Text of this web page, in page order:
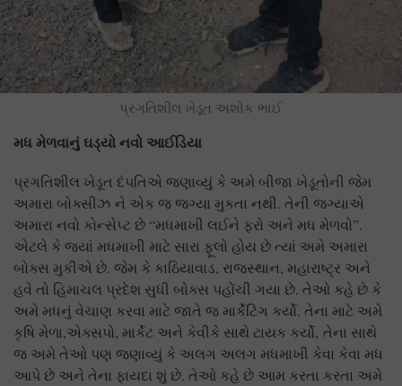
પ્રગતિશીલ ખેડૂત અશોક ભાઈ
મધ મેળવાનું ઘડ્યો નવો આઈડિયા
પ્રગતિશીલ ખેડૂત દંપતિએ જણાવ્યું કે અમે બીજા ખેડૂતોની જેમ
અમારા બોક્સીઝ ને એક જ જગ્યા મુકતા નથી. તેની જગ્યાએ
અમારા નવો કોન્સેપ્ટ છે “મધમાખી લઈને ફરો અને મધ મેળવો”.
એટલે કે જ્યાં મધમાખી માટે સારા ફૂલો હોય છે ત્યાં અમે અમારા
બોક્સ મુકીએ છે. જેમ કે કાઠિયાવાડ, રાજસ્થાન, મહારાષ્ટ્ર અને
હવે તો હિમાચલ પ્રદેશ સુધી બોક્સ પહોંચી ગયા છે. તેઓ કહે છે કે
અમે મધનું વેચાણ કરવા માટે જાતે જ માર્કેટિંગ કર્યો. તેના માટે અમે
કૃષિ મેળા,એક્સપો, માર્કેટ અને કેવીકે સાથે ટાયક કર્યો, તેના સાથે
જ અમે તેઓ પણ જણાવ્યું કે અલગ અલગ મધમાખી કેવા કેવા મધ
આપે છે અને તેના ફાયદા શું છે. તેઓ કહે છે આમ કરતા કરતા અમે